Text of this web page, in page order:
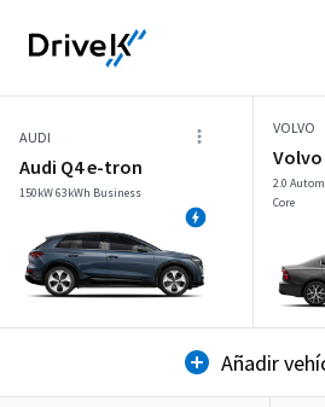
AUDI
Audi Q4 e-tron
150kW 63kWh Business
VOLVO
Volvo
2.0
Core
Añadir